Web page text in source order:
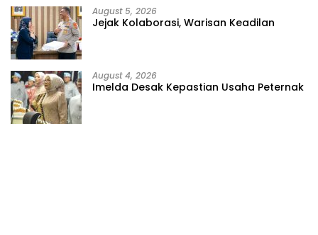
August 5, 2026
Jejak Kolaborasi, Warisan Keadilan
August 4, 2026
Imelda Desak Kepastian Usaha Peternak